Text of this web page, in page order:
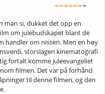
man si, dukket det opp en
om julebudskapet blant de
handler om nissen. Men en høy
storslagen kinematografi
fortalt komme juleevangeliet
filmen. Det var på forhånd
til denne filmen, og den